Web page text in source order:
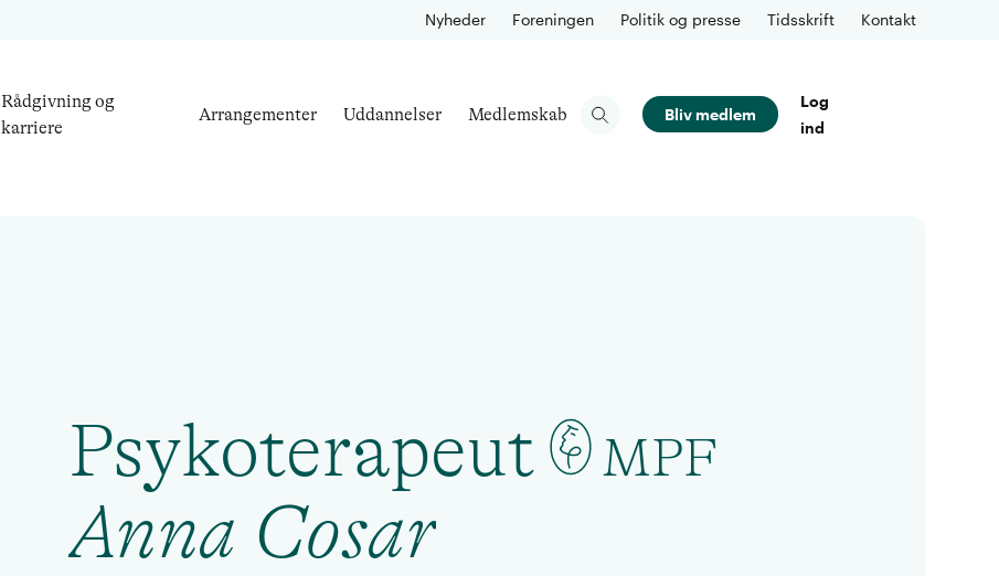
Nyheder Foreningen Politik og presse Tidsskrift Kontakt
Rådgivning og
karriere
Arrangementer Uddannelser Medlemskab Bliv medlem
Log
ind
Psykoterapeut MPF
Anna Cosar